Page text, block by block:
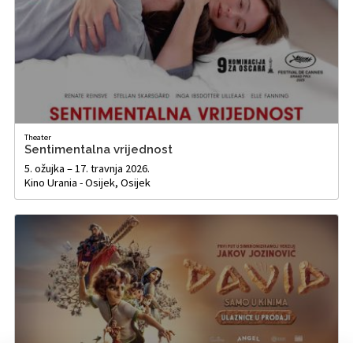
Theater
Sentimentalna vrijednost
5. ožujka – 17. travnja 2026.
Kino Urania - Osijek, Osijek